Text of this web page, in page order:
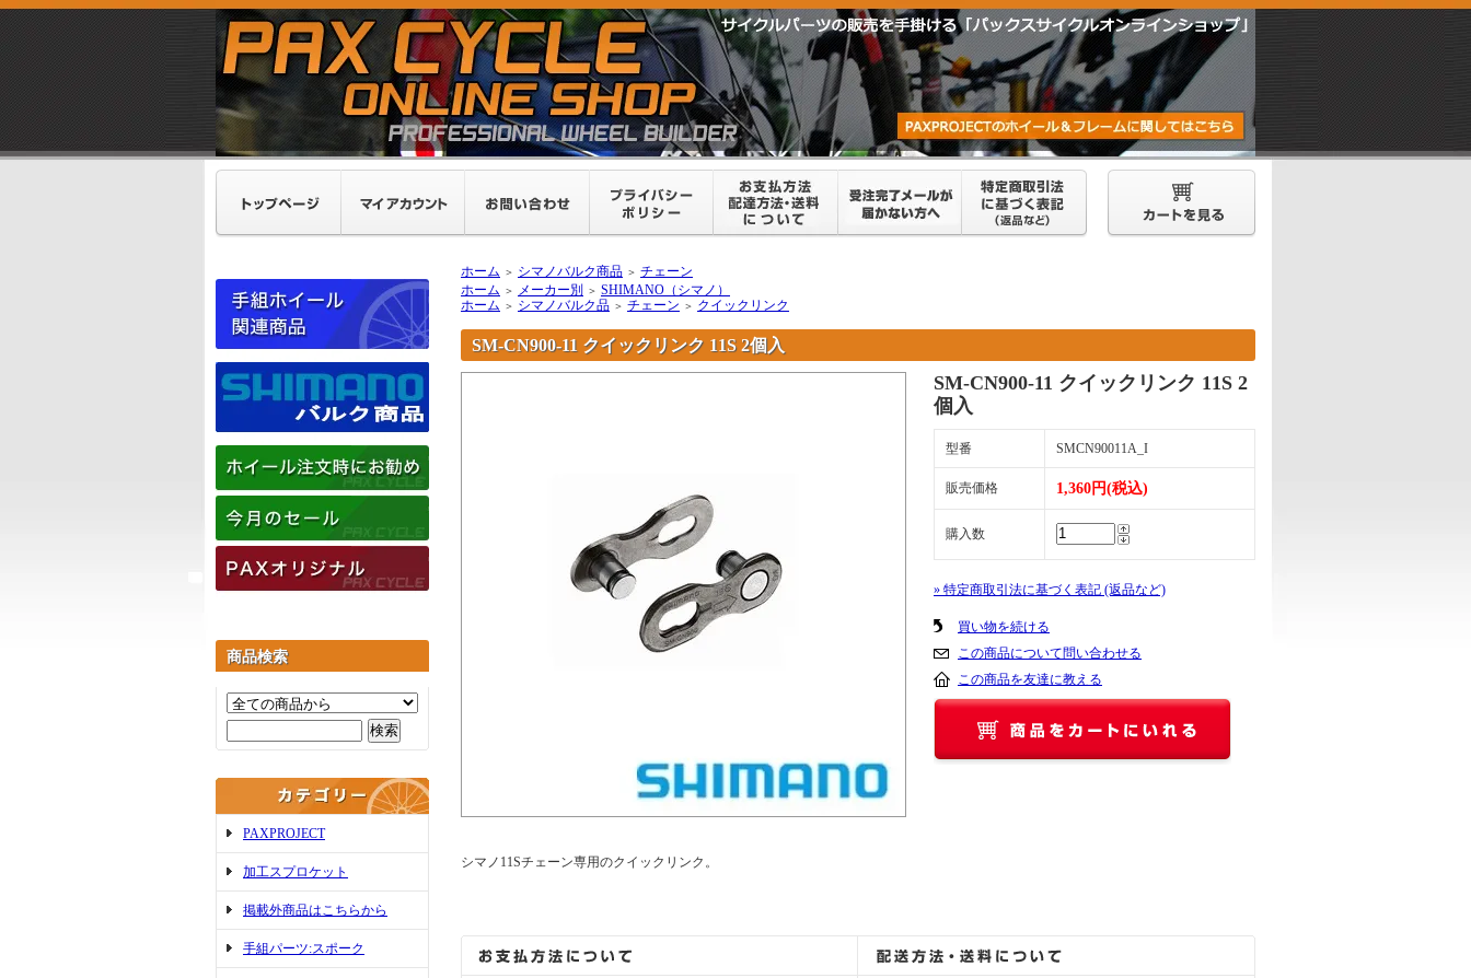
商品検索
PAXPROJECT
加工スプロケット
掲載外商品はこちらから
手組パーツ:スポーク
ホーム ＞ シマノバルク商品 ＞ チェーン
ホーム ＞ メーカー別 ＞ SHIMANO（シマノ）
ホーム ＞ シマノバルク品 ＞ チェーン ＞ クイックリンク
SM-CN900-11 クイックリンク 11S 2個入
SM-CN900-11 クイックリンク 11S 2
個入
型番 SMCN90011A_I
販売価格 1,360円(税込)
購入数
» 特定商取引法に基づく表記 (返品など)
買い物を続ける
この商品について問い合わせる
この商品を友達に教える
シマノ11Sチェーン専用のクイックリンク。